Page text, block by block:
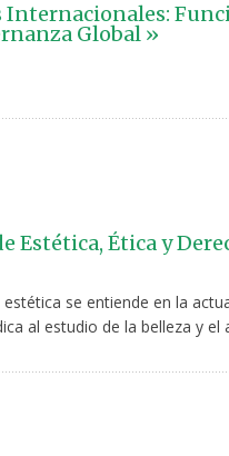
Internacionales:
Global »
Estética, Ética y
estética se entiende en la
al estudio de la belleza y el